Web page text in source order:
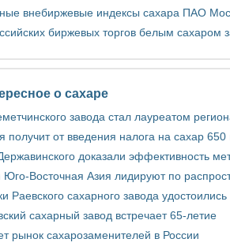
внебиржевые индексы сахара ПАО
биржевых торгов белым сахаром
о сахаре
завода стал лауреатом
получит от введения налога на сахар
доказали эффективность
Восточная Азия лидируют по
Раевского сахарного завода удостоились
сахарный завод встречает 65-летие
рынок сахарозаменителей в России